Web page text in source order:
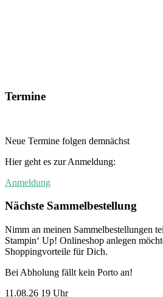
Termine
Neue Termine folgen demnächst
Hier geht es zur Anmeldung:
Anmeldung
Nächste Sammelbestellung
Nimm an meinen Sammelbestellungen
Stampin‘ Up! Onlineshop anlegen
Shoppingvorteile für Dich.
Bei Abholung fällt kein Porto an!
11.08.26 19 Uhr